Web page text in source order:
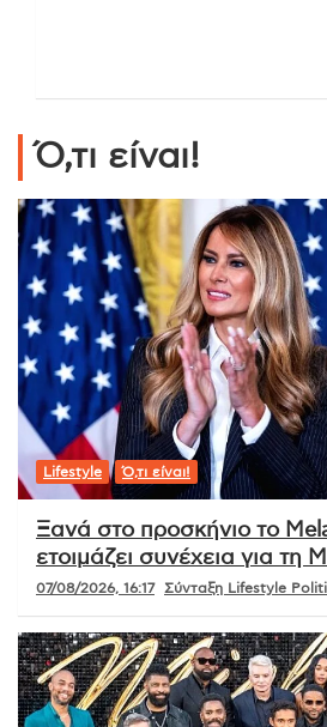
Ό,τι είναι!
Lifestyle Ό,τι είναι!
Ξανά στο προσκήνιο το
ετοιμάζει συνέχεια για τη
07/08/2026, 16:17 Σύνταξη Lifestyle